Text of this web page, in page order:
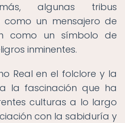
algunas tribus
un mensajero de
como un símbolo de
inminentes.
Real en el folclore y la
la fascinación que ha
culturas a lo largo
con la sabiduría y